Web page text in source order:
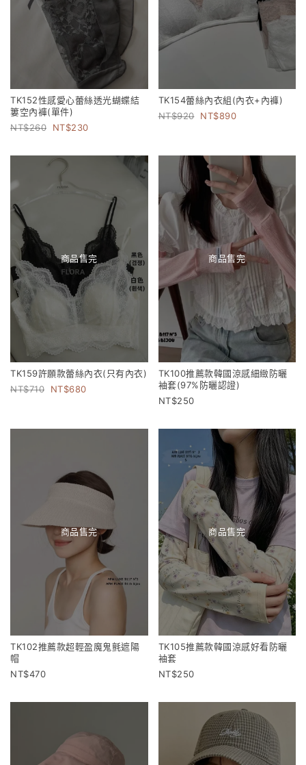
TK152性感愛心蕾絲透光蝴蝶結
簍空內褲(單件)
260
230
TK154蕾絲內衣組(內衣+內褲)
920
890
商品售完
TK159許願款蕾絲內衣(只有內衣)
710
680
商品售完
TK100推薦款韓國涼感細緻防曬
袖套(97%防曬認證)
250
商品售完
TK102推薦款超輕盈魔鬼氈遮陽
帽
470
商品售完
TK105推薦款韓國涼感好看防曬
袖套
250